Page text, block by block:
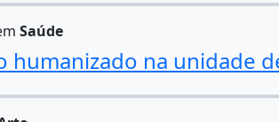
Saúde
humanizado na unidade